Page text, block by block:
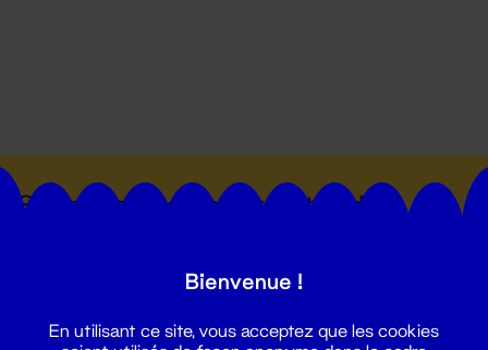
Suivez toutes les actualités du
Bienvenue !
En utilisant ce site, vous acceptez que les cookies